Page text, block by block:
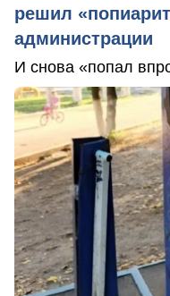
решил
администрации
И снова «попал